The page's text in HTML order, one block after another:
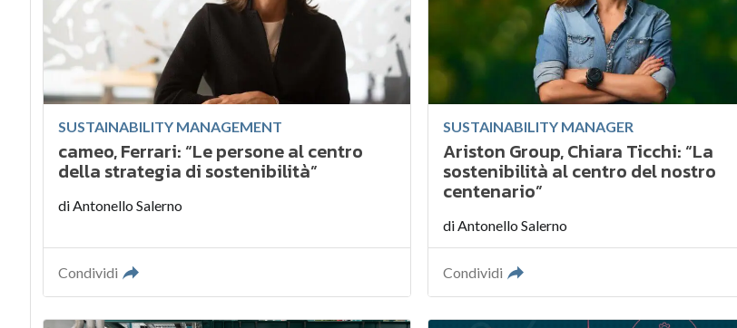
SUSTAINABILITY MANAGEMENT
cameo, Ferrari: “Le persone al centro
della strategia di sostenibilità”
di Antonello Salerno
Condividi
SUSTAINABILITY MANAGER
Ariston Group, Chiara Ticchi: “La
sostenibilità al centro del nostro
centenario”
di Antonello Salerno
Condividi